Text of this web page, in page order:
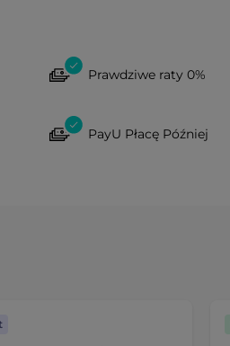
Prawdziwe raty 0%
PayU Płacę Później